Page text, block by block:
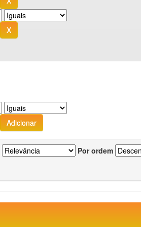
Por ordem